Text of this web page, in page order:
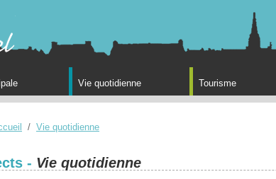
Vie quotidienne Tourisme
/ Vie quotidienne
- Vie quotidienne